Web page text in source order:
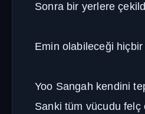
Sonra bir yerlere
Emin olabileceği
Yoo Sangah kendini
Sanki tüm vücudu